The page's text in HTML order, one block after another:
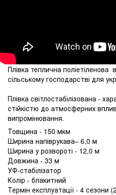
Плівка теплична поліетіленова
сільському господарстві для
Плівка світлостабілізована -
стійкістю до атмосферних
випромінювання.
Товщина - 150 мкм
Ширина напіврукава– 6,0 м
Ширина у розвороті - 12,0 м
Довжина - 33 м
УФ-стабілізатор
Колір - блакитний
Термін експлуатації - 4 сезони